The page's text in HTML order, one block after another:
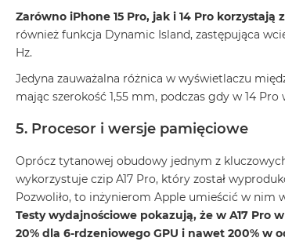
koloru
MacBook
Pro
Gwiezdna
Czerń
Pro
Gwiezdna
szarość
MacBook
Pro
Srebrny
Zarówno iPhone 15 Pro, jak i 14 Pro
również funkcja Dynamic Island, zastępująca
Hz.
Jedyna zauważalna różnica w wyświetlaczu
mając szerokość 1,55 mm, podczas gdy w 14 Pro
5. Procesor i wersje pamięciowe
Oprócz tytanowej obudowy jednym z
wykorzystuje czip A17 Pro, który został
Pozwoliło, to inżynierom Apple umieścić w nim
Testy wydajnościowe pokazują, że w A17 Pro
20% dla 6-rdzeniowego GPU i nawet 200% w